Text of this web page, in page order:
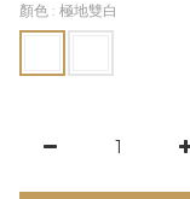
顏色 : 極地雙白